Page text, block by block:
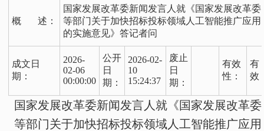
概 述：
国家发展改革委新闻发言人就《国家发展改革委
等部门关于加快招标投标领域人工智能推广应用
的实施意见》答记者问
成文日
期：
2026-
02-06
00:00:00
公开
日
期：
2026-02-
10
15:24:37
废止
日
期：
有效
性：
有
效
国家发展改革委新闻发言人就《国家发展改革委
等部门关于加快招标投标领域人工智能推广应用